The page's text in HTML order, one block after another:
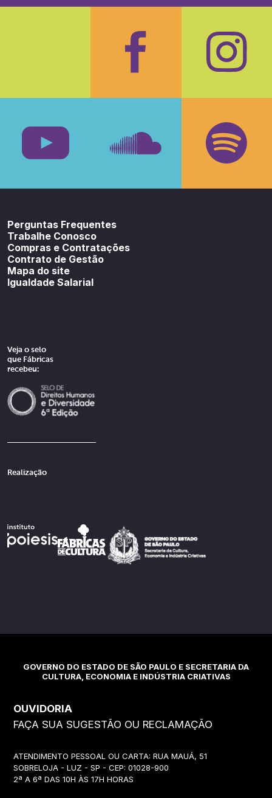
Facebook
Perguntas Frequentes
Trabalhe Conosco
Compras e Contratações
Contrato de Gestão
Mapa do site
Igualdade Salarial
Veja o selo
que Fábricas
recebeu:
Realização
GOVERNO DO ESTADO DE SÃO PAULO E SECRETARIA DA
CULTURA, ECONOMIA E INDÚSTRIA CRIATIVAS
OUVIDORIA
FAÇA SUA SUGESTÃO OU RECLAMAÇÃO
ATENDIMENTO PESSOAL OU CARTA: RUA MAUÁ, 51
SOBRELOJA - LUZ - SP - CEP: 01028-900
2ª A 6ª DAS 10H ÀS 17H HORAS